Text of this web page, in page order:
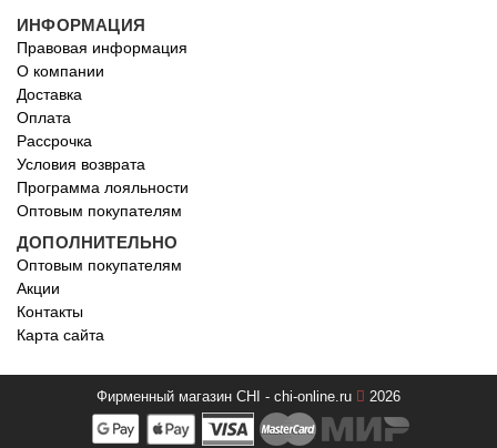
ИНФОРМАЦИЯ
Правовая информация
О компании
Доставка
Оплата
Рассрочка
Условия возврата
Программа лояльности
Оптовым покупателям
ДОПОЛНИТЕЛЬНО
Оптовым покупателям
Акции
Контакты
Карта сайта
Фирменный магазин CHI - chi-online.ru 2026